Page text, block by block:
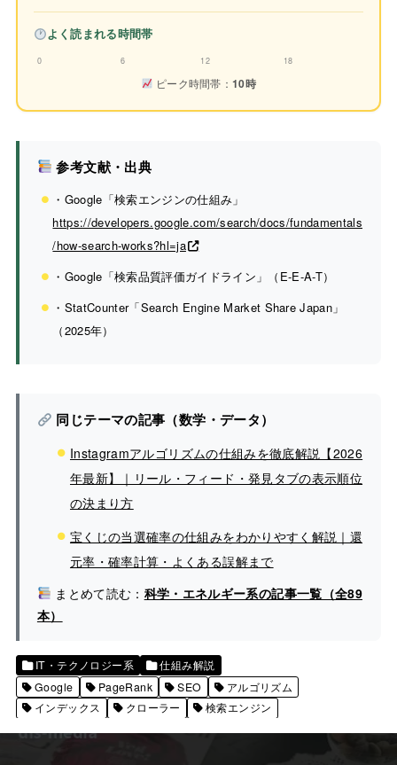
よく読まれる時間帯
0 6 12 18
ピーク時間帯：10時
参考文献・出典
・Google「検索エンジンの仕組み」
https://developers.google.com/search/docs/fundamentals
/how-search-works?hl=ja
・Google「検索品質評価ガイドライン」（E-E-A-T）
・StatCounter「Search Engine Market Share Japan」
（2025年）
同じテーマの記事（数学・データ）
Instagramアルゴリズムの仕組みを徹底解説【2026
年最新】｜リール・フィード・発見タブの表示順位
の決まり方
宝くじの当選確率の仕組みをわかりやすく解説｜還
元率・確率計算・よくある誤解まで
まとめて読む： 科学・エネルギー系の記事一覧（全89
本）
IT・テクノロジー系
仕組み解説
Google
PageRank SEO
アルゴリズム
インデックス
クローラー 検索エンジン